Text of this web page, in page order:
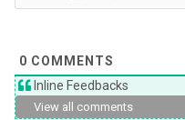
0 COMMENTS
Inline Feedbacks
View all comments